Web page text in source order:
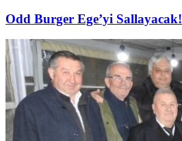
Odd Burger Ege’yi Sallayacak!